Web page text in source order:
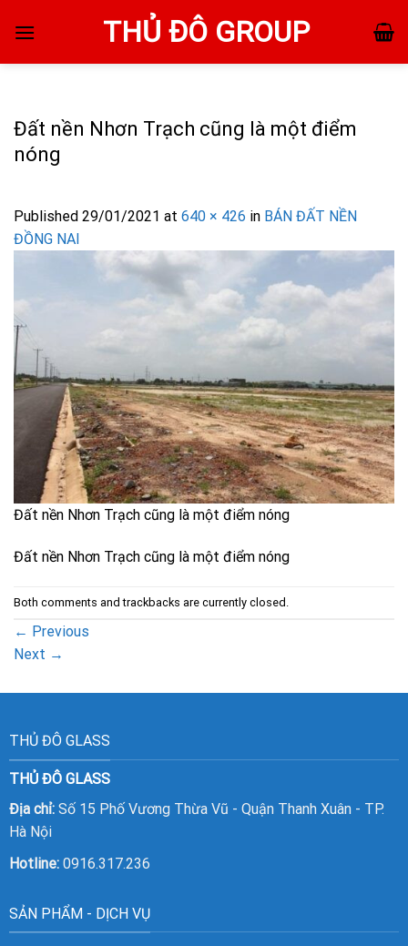
THỦ ĐÔ GROUP
Đất nền Nhơn Trạch cũng là một điểm
nóng
Published 29/01/2021 at 640 × 426 in BÁN ĐẤT NỀN
ĐỒNG NAI
Đất nền Nhơn Trạch cũng là một điểm nóng
Đất nền Nhơn Trạch cũng là một điểm nóng
Both comments and trackbacks are currently closed.
← Previous
Next →
THỦ ĐÔ GLASS
THỦ ĐÔ GLASS
Địa chỉ:Số 15 Phố Vương Thừa Vũ - Quận Thanh Xuân - TP.
Hà Nội
Hotline: 0916.317.236
SẢN PHẨM - DỊCH VỤ